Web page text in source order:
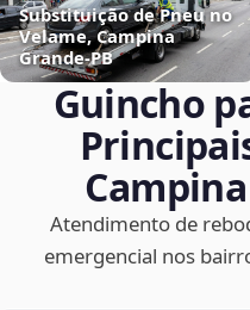
Substituição de Pneu no
Velame, Campina
Grande‑PB
Guincho
Atendimento de
emergencial nos